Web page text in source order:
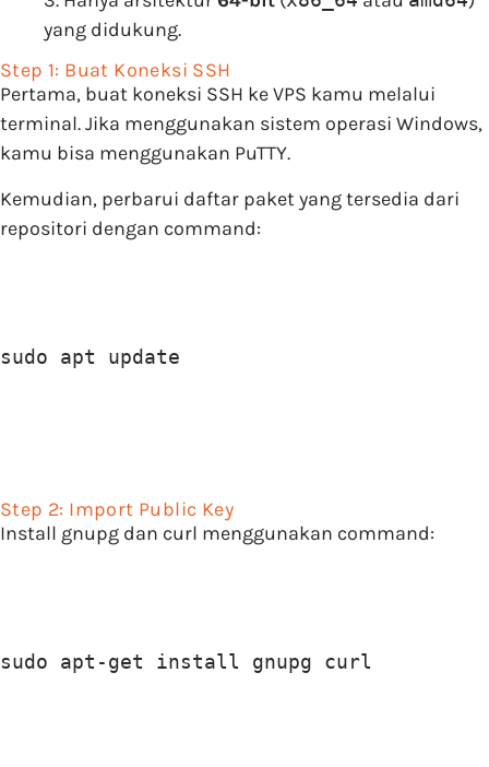
yang didukung.
Step 1: Buat Koneksi SSH
Pertama, buat koneksi SSH ke VPS kamu melalui
terminal. Jika menggunakan sistem operasi Windows,
kamu bisa menggunakan PuTTY.
Kemudian, perbarui daftar paket yang tersedia dari
repositori dengan command:
sudo apt update
Step 2: Import Public Key
Install gnupg dan curl menggunakan command:
sudo apt-get install gnupg curl